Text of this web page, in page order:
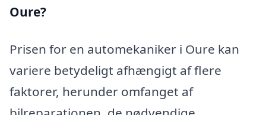
Oure?
Prisen for en automekaniker i Oure kan
variere betydeligt afhængigt af flere
faktorer, herunder omfanget af